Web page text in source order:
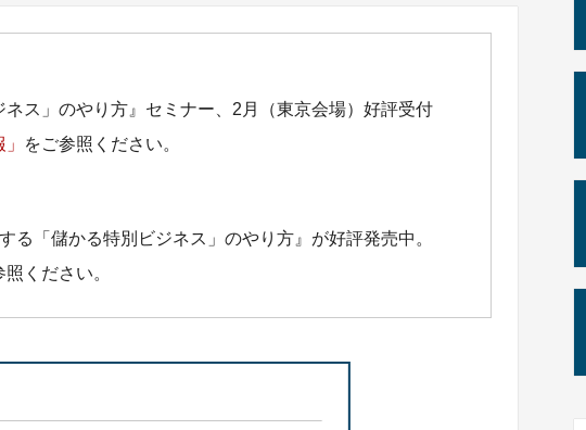
ス」のやり方』セミナー、2月（東京会場）好評受付
をご参照ください。
る「儲かる特別ビジネス」のやり方』が好評発売中。
照ください。